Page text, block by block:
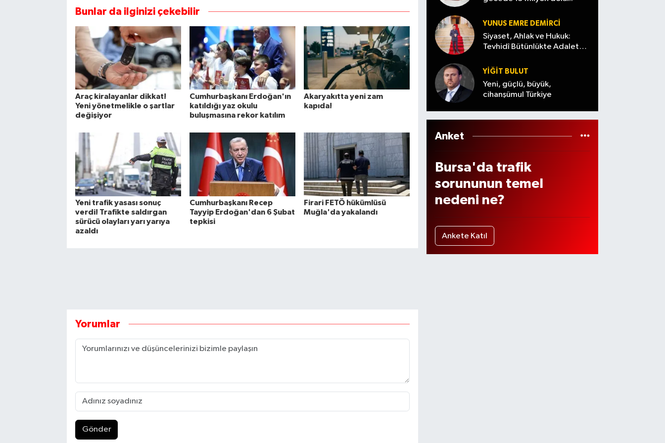
Bunlar da ilginizi çekebilir
Araç kiralayanlar dikkat!
Yeni yönetmelikle o şartlar
değişiyor
Cumhurbaşkanı Erdoğan'ın
katıldığı yaz okulu
buluşmasına rekor katılım
Akaryakıtta yeni zam
kapıda!
Yeni trafik yasası sonuç
verdi! Trafikte saldırgan
sürücü olayları yarı yarıya
azaldı
Cumhurbaşkanı Recep
Tayyip Erdoğan'dan 6 Şubat
tepkisi
Firari FETÖ hükümlüsü
Muğla'da yakalandı
Yorumlar
Gönder
kalem
tıbbi
cihaz
için
tarih
belli
oldu
için
istene
n ceza
belli
oldu
sunula
cak
kilo
uyuşt
urucu
ele
geçiril
di,
844
kişi
tutukl
YUNUS EMRE DEMIRCI
Siyaset, Ahlak ve Hukuk:
Tevhidî Bütünlükte Adalet
YİĞİT BULUT
Yeni, güçlü, büyük,
cihanşümul Türkiye
Anket
Bursa'da trafik
sorununun temel
nedeni ne?
Ankete Katıl